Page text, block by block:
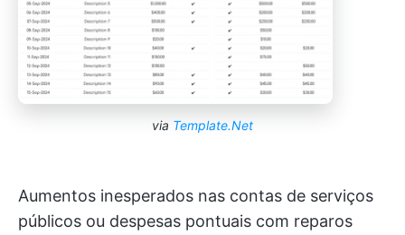
via Template.Net
Aumentos inesperados nas contas de serviços
públicos ou despesas pontuais com reparos